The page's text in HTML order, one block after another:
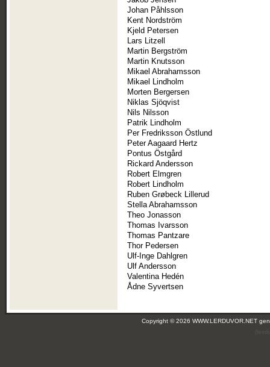
Johan Påhlsson
Kent Nordström
Kjeld Petersen
Lars Litzell
Martin Bergström
Martin Knutsson
Mikael Abrahamsson
Mikael Lindholm
Morten Bergersen
Niklas Sjöqvist
Nils Nilsson
Patrik Lindholm
Per Fredriksson Östlund
Peter Aagaard Hertz
Pontus Östgård
Rickard Andersson
Robert Elmgren
Robert Lindholm
Ruben Grøbeck Lillerud
Stella Abrahamsson
Theo Jonasson
Thomas Ivarsson
Thomas Pantzare
Thor Pedersen
Ulf-Inge Dahlgren
Ulf Andersson
Valentina Hedén
Ådne Syvertsen
Copyright © 2026 WWW.LERDUVOR.NET